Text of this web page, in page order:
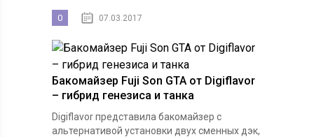
0 07.03.2017
Бакомайзер Fuji Son GTA от Digiflavor
– гибрид генезиса и танка
Digiflavor представила бакомайзер с
альтернативой установки двух сменных дэк,